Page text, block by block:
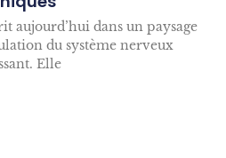
aujourd’hui dans un paysage
du système nerveux
Elle